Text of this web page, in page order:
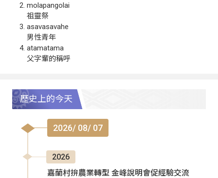
molapangolai
祖靈祭
asavasavahe
男性青年
atamatama
父字輩的稱呼
歷史上的今天
2026/ 08/ 07
2026
嘉蘭村拚農業轉型 金峰說明會促經驗交流